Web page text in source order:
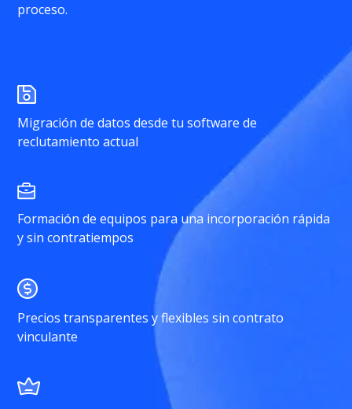
proceso.
Migración de datos desde tu software de
reclutamiento actual
Formación de equipos para una incorporación rápida
y sin contratiempos
Precios transparentes y flexibles sin contrato
vinculante